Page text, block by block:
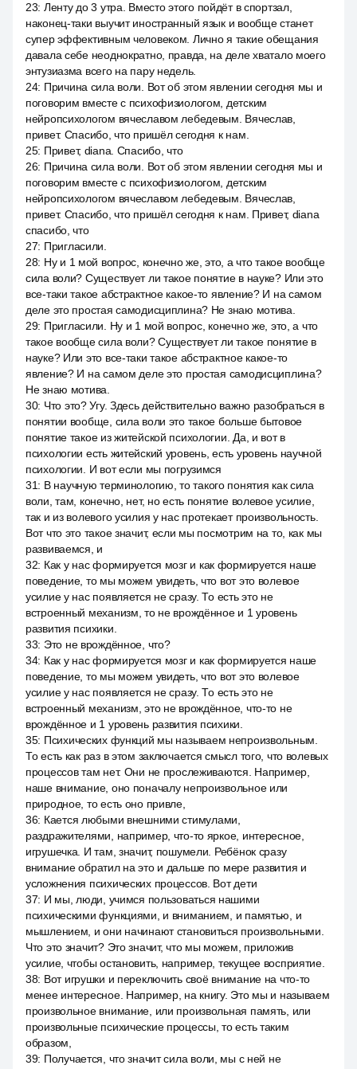
23: Ленту до 3 утра. Вместо этого пойдёт в спортзал,
наконец-таки выучит иностранный язык и вообще станет
супер эффективным человеком. Лично я такие обещания
давала себе неоднократно, правда, на деле хватало моего
энтузиазма всего на пару недель.
24: Причина сила воли. Вот об этом явлении сегодня мы и
поговорим вместе с психофизиологом, детским
нейропсихологом вячеславом лебедевым. Вячеслав,
привет. Спасибо, что пришёл сегодня к нам.
25: Привет, diana. Спасибо, что
26: Причина сила воли. Вот об этом явлении сегодня мы и
поговорим вместе с психофизиологом, детским
нейропсихологом вячеславом лебедевым. Вячеслав,
привет. Спасибо, что пришёл сегодня к нам. Привет, diana
спасибо, что
27: Пригласили.
28: Ну и 1 мой вопрос, конечно же, это, а что такое вообще
сила воли? Существует ли такое понятие в науке? Или это
все-таки такое абстрактное какое-то явление? И на самом
деле это простая самодисциплина? Не знаю мотива.
29: Пригласили. Ну и 1 мой вопрос, конечно же, это, а что
такое вообще сила воли? Существует ли такое понятие в
науке? Или это все-таки такое абстрактное какое-то
явление? И на самом деле это простая самодисциплина?
Не знаю мотива.
30: Что это? Угу. Здесь действительно важно разобраться в
понятии вообще, сила воли это такое больше бытовое
понятие такое из житейской психологии. Да, и вот в
психологии есть житейский уровень, есть уровень научной
психологии. И вот если мы погрузимся
31: В научную терминологию, то такого понятия как сила
воли, там, конечно, нет, но есть понятие волевое усилие,
так и из волевого усилия у нас протекает произвольность.
Вот что это такое значит, если мы посмотрим на то, как мы
развиваемся, и
32: Как у нас формируется мозг и как формируется наше
поведение, то мы можем увидеть, что вот это волевое
усилие у нас появляется не сразу. То есть это не
встроенный механизм, то не врождённое и 1 уровень
развития психики.
33: Это не врождённое, что?
34: Как у нас формируется мозг и как формируется наше
поведение, то мы можем увидеть, что вот это волевое
усилие у нас появляется не сразу. То есть это не
встроенный механизм, это не врождённое, что-то не
врождённое и 1 уровень развития психики.
35: Психических функций мы называем непроизвольным.
То есть как раз в этом заключается смысл того, что волевых
процессов там нет. Они не прослеживаются. Например,
наше внимание, оно поначалу непроизвольное или
природное, то есть оно привле,
36: Кается любыми внешними стимулами,
раздражителями, например, что-то яркое, интересное,
игрушечка. И там, значит, пошумели. Ребёнок сразу
внимание обратил на это и дальше по мере развития и
усложнения психических процессов. Вот дети
37: И мы, люди, учимся пользоваться нашими
психическими функциями, и вниманием, и памятью, и
мышлением, и они начинают становиться произвольными.
Что это значит? Это значит, что мы можем, приложив
усилие, чтобы остановить, например, текущее восприятие.
38: Вот игрушки и переключить своё внимание на что-то
менее интересное. Например, на книгу. Это мы и называем
произвольное внимание, или произвольная память, или
произвольные психические процессы, то есть таким
образом,
39: Получается, что значит сила воли, мы с ней не